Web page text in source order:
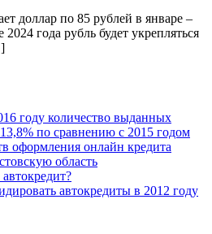
доллар по 85 рублей в январе –
года рубль будет укрепляться
году количество выданных
по сравнению с 2015 годом
оформления онлайн кредита
область
автокредиты в 2012 году